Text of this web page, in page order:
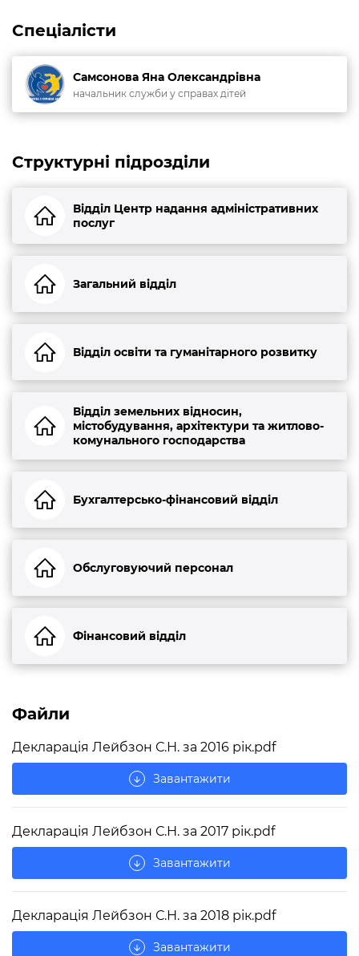
Спеціалісти
Самсонова Яна Олександрівна
начальник служби у справах дітей
Структурні підрозділи
Відділ Центр надання адміністративних
послуг
Загальний відділ
Відділ освіти та гуманітарного розвитку
Відділ земельних відносин,
містобудування, архітектури та житлово-
комунального господарства
Бухгалтерсько-фінансовий відділ
Обслуговуючий персонал
Фінансовий відділ
Файли
Декларація Лейбзон С.Н. за 2016 рік.pdf
arrow_downward Завантажити
Декларація Лейбзон С.Н. за 2017 рік.pdf
arrow_downward Завантажити
Декларація Лейбзон С.Н. за 2018 рік.pdf
arrow_downward Завантажити